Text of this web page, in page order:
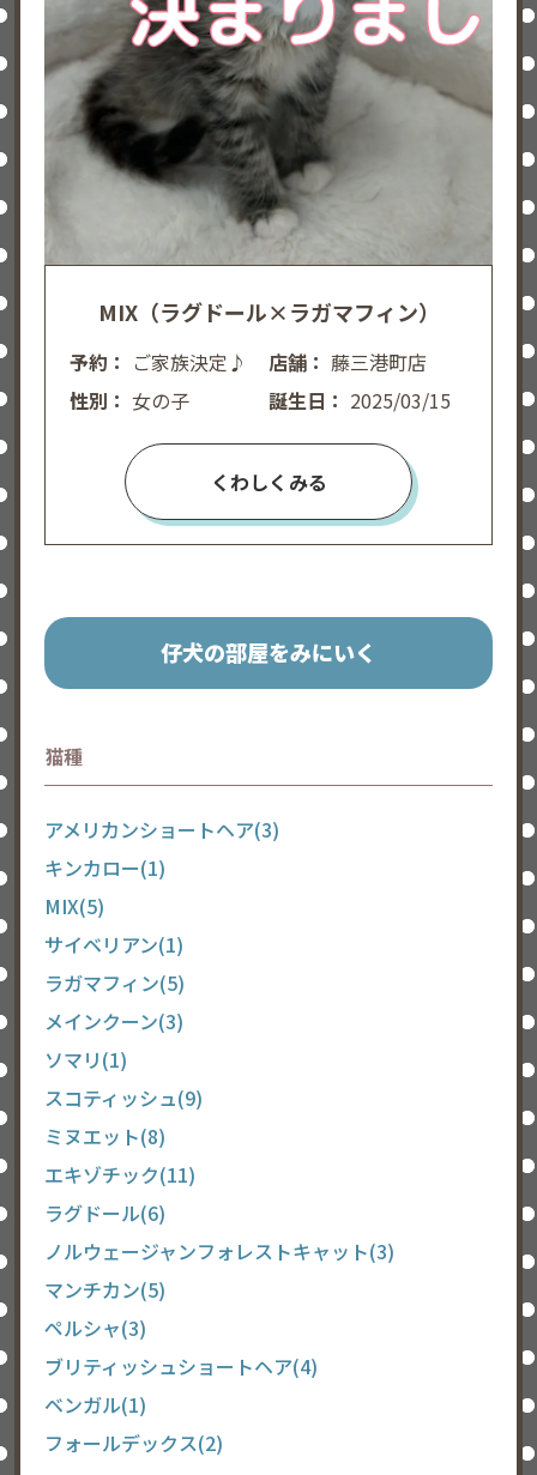
MIX（ラグドール×ラガマフィン）
予約： ご家族決定♪ 店舗： 藤三港町店
性別： 女の子 誕生日： 2025/03/15
くわしくみる
仔犬の部屋をみにいく
猫種
アメリカンショートヘア(3)
キンカロー(1)
MIX(5)
サイベリアン(1)
ラガマフィン(5)
メインクーン(3)
ソマリ(1)
スコティッシュ(9)
ミヌエット(8)
エキゾチック(11)
ラグドール(6)
ノルウェージャンフォレストキャット(3)
マンチカン(5)
ペルシャ(3)
ブリティッシュショートヘア(4)
ベンガル(1)
フォールデックス(2)